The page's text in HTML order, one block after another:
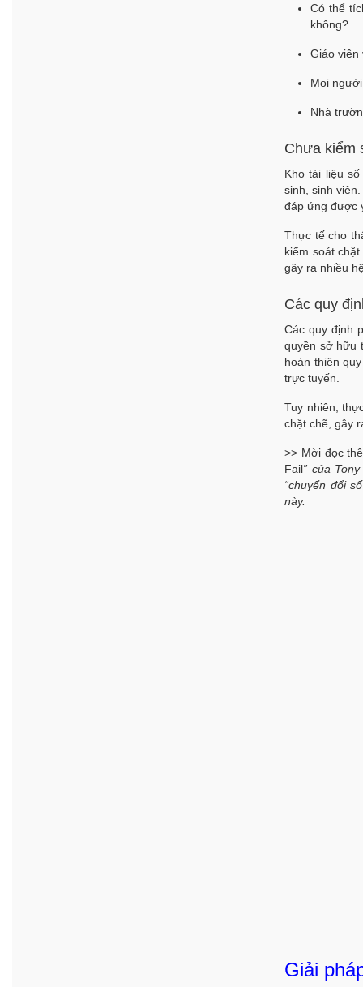
Có thể
không?
Giáo viên
Mọi
Nhà
Chưa kiểm
Kho tài liệu
sinh, sinh
đáp ứng được
Thực tế cho
kiểm soát
gây ra nhiều
Các quy
Các quy định
quyền sở hữu
hoàn thiện
trực tuyến.
Tuy nhiên,
chặt chẽ, gây
>> Mời đọc
Fail” của
“chuyển đổi
này.
Giải